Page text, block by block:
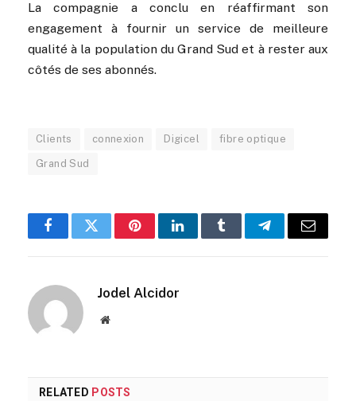
La compagnie a conclu en réaffirmant son
engagement à fournir un service de meilleure
qualité à la population du Grand Sud et à rester aux
côtés de ses abonnés.
Clients connexion Digicel fibre optique
Grand Sud
FacebookTwitterPinterestLinkedInTumblrTelegramEmail
Jodel Alcidor
Website
RELATED POSTS